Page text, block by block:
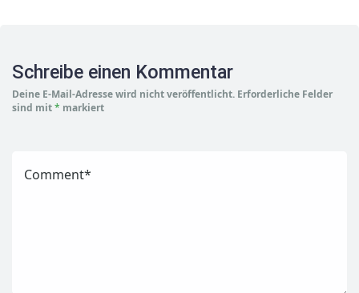
Schreibe einen Kommentar
Deine E-Mail-Adresse wird nicht veröffentlicht. Erforderliche Felder
sind mit* markiert